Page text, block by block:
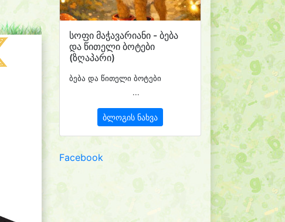
სოფი მაჭავარიანი - ბება
და წითელი ბოტები
(ზღაპარი)
ბება და წითელი ბოტები
...
ბლოგის ნახვა
Facebook